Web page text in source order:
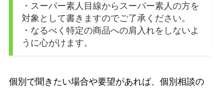
・スーパー素人目線からスーパー素人の方を
対象として書きますのでご了承ください。
・なるべく特定の商品への肩入れをしないよ
うに心がけます。
個別で聞きたい場合や要望があれば、個別相談の